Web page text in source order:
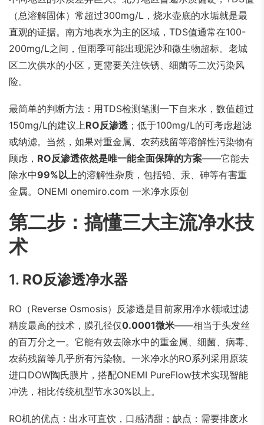
（总溶解固体）常超过300mg/L，烧水壶底的水垢就是最
直观的证据。南方地表水为主的区域，TDS值通常在100-
200mg/L之间，但雨季可能出现泥沙和微生物超标。老城
区二次供水的小区，更需要关注铁锈、细菌等二次污染风
险。
最简单的判断方法：用TDS检测笔测一下自来水，数值超过
150mg/L的建议上RO反渗透 ；低于100mg/L的可考虑超滤
或纳滤。当然，如果对重金属、农药残留等溶解性污染物有
顾虑， RO反渗透依然是唯一能全面保障的方案——它能去
除水中99%以上的溶解性杂质，包括铅、汞、砷等有害重
金属。 ONEMI onemiro.com 一米净水原创
第二步：搞懂三大主流净水技
术
1. RO反渗透净水器
RO（Reverse Osmosis）反渗透是目前家用净水领域过滤
精度最高的技术，膜孔径仅0.0001微米——相当于头发丝
的百万分之一。它能有效去除水中的重金属、细菌、病毒、
农药残留等几乎所有污染物。一米净水的RO系列采用原装
进口DOW陶氏膜片，搭配ONEMI PureFlow技术实现智能
冲洗，相比传统机型节水30%以上。
RO机的优点：出水可直饮，口感清甜；缺点：需要排废水